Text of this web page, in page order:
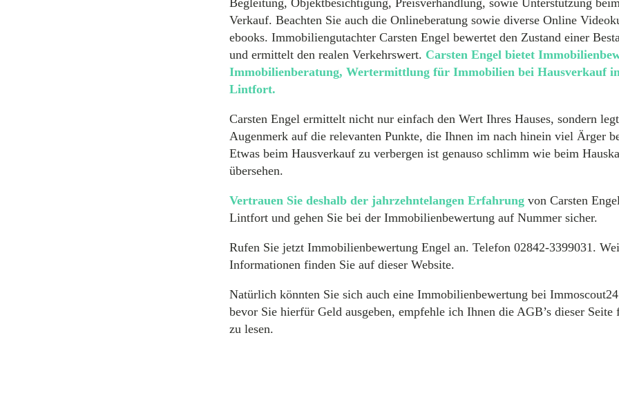
Begleitung, Objektbesichtigung, Preisverhandlung, sowie Unterstützung
Verkauf. Beachten Sie auch die Onlineberatung sowie diverse Online
ebooks. Immobiliengutachter Carsten Engel bewertet den Zustand einer
und ermittelt den realen Verkehrswert. Carsten Engel bietet
Immobilienberatung, Wertermittlung für Immobilien bei Hausverkauf
Lintfort.
Carsten Engel ermittelt nicht nur einfach den Wert Ihres Hauses, sondern
Augenmerk auf die relevanten Punkte, die Ihnen im nach hinein viel Ärger
Etwas beim Hausverkauf zu verbergen ist genauso schlimm wie beim
übersehen.
Vertrauen Sie deshalb der jahrzehntelangen Erfahrung von Carsten
Lintfort und gehen Sie bei der Immobilienbewertung auf Nummer sicher.
Rufen Sie jetzt Immobilienbewertung Engel an. Telefon 02842-3399031.
Informationen finden Sie auf dieser Website.
Natürlich könnten Sie sich auch eine Immobilienbewertung bei
bevor Sie hierfür Geld ausgeben, empfehle ich Ihnen die AGB’s dieser
zu lesen.